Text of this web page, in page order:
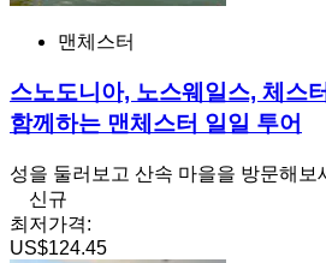
맨체스터
스노도니아, 노스웨일스, 체스
함께하는 맨체스터 일일 투어
성을 둘러보고 산속 마을을 방문해보
신규
최저가격:
US$124.45